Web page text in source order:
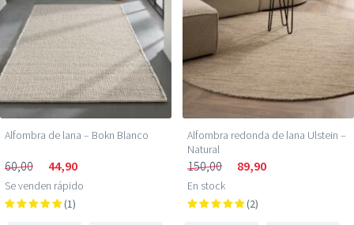
Alfombra de lana – Bokn Blanco
60,00 44,90
Se venden rápido
(1)
Alfombra redonda de lana Ulstein –
Natural
150,00 89,90
En stock
(2)